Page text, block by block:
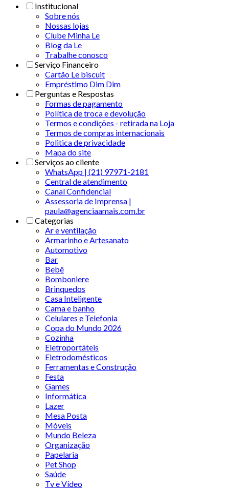
Institucional
Sobre nós
Nossas lojas
Clube Minha Le
Blog da Le
Trabalhe conosco
Serviço Financeiro
Cartão Le biscuit
Empréstimo Dim Dim
Perguntas e Respostas
Formas de pagamento
Política de troca e devolução
Termos e condições - retirada na Loja
Termos de compras internacionais
Politica de privacidade
Mapa do site
Serviços ao cliente
WhatsApp | (21) 97971-2181
Central de atendimento
Canal Confidencial
Assessoria de Imprensa |
paula@agenciaamais.com.br
Categorias
Ar e ventilação
Armarinho e Artesanato
Automotivo
Bar
Bebê
Bomboniere
Brinquedos
Casa Inteligente
Cama e banho
Celulares e Telefonia
Copa do Mundo 2026
Cozinha
Eletroportáteis
Eletrodomésticos
Ferramentas e Construção
Festa
Games
Informática
Lazer
Mesa Posta
Móveis
Mundo Beleza
Organização
Papelaria
Pet Shop
Saúde
Tv e Vídeo